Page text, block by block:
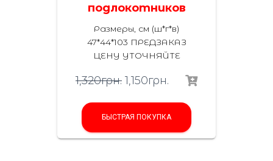
подлокотников
Размеры, см (ш*г*в)
47*44*103 ПРЕДЗАКАЗ
ЦЕНУ УТОЧНЯЙТЕ
1,320грн. 1,150грн.
БЫСТРАЯ ПОКУПКА